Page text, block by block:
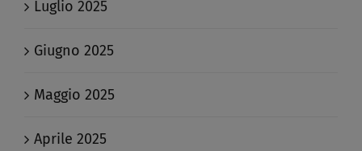
Luglio 2025
Giugno 2025
Maggio 2025
Aprile 2025